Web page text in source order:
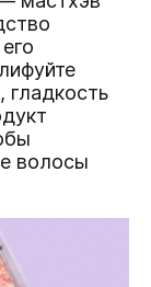
волосы